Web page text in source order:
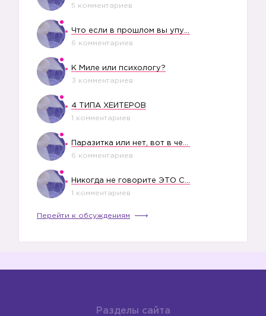
5 комментариев
6 комментариев
К Миле или психологу?
3 комментариев
4 ТИПА ХЕЙТЕРОВ
1 комментариев
6 комментариев
1 комментариев
Перейти к обсуждениям
Разделы сайта